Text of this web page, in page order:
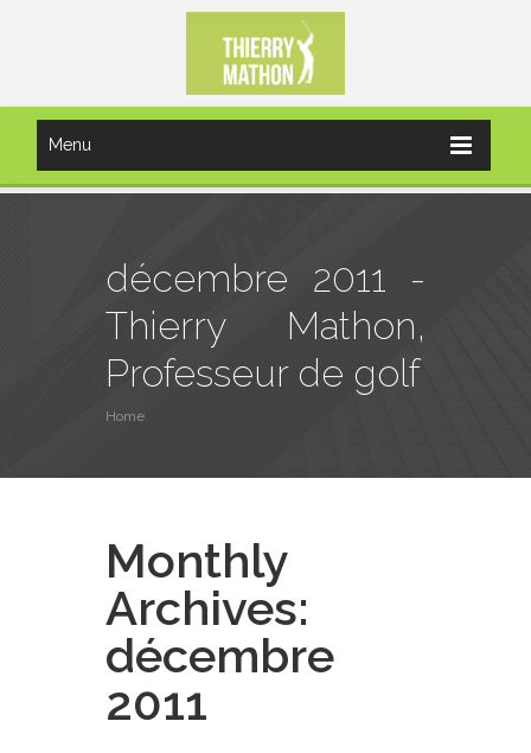
Menu
décembre 2011 -
Thierry Mathon,
Professeur de golf
Home
Monthly
Archives:
décembre
2011